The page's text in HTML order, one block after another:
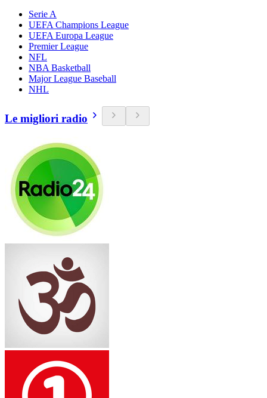
Serie A
UEFA Champions League
UEFA Europa League
Premier League
NFL
NBA Basketball
Major League Baseball
NHL
Le migliori radio